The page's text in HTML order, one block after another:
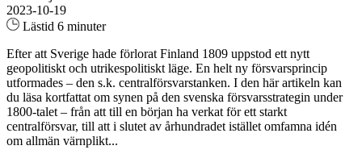
2023-10-19
Lästid 6 minuter
Efter att Sverige hade förlorat Finland 1809 uppstod ett nytt
geopolitiskt och utrikespolitiskt läge. En helt ny försvarsprincip
utformades – den s.k. centralförsvarstanken. I den här artikeln kan
du läsa kortfattat om synen på den svenska försvarsstrategin under
1800-talet – från att till en början ha verkat för ett starkt
centralförsvar, till att i slutet av århundradet istället omfamna idén
om allmän värnplikt...